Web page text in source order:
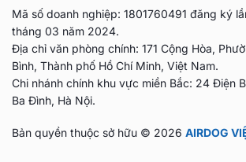
Mã số doanh nghiệp: 1801760491 đăng ký
tháng 03 năm 2024.
Địa chỉ văn phòng chính: 171 Cộng Hòa,
Bình, Thành phố Hồ Chí Minh, Việt Nam.
Chi nhánh chính khu vực miền Bắc: 24 Điện
Ba Đình, Hà Nội.
Bản quyền thuộc sở hữu © 2026 AIRDOG